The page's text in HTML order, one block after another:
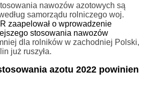
nawozów azotowych są
samorządu rolniczego woj.
zaapelował o wprowadzenie
stosowania nawozów
dla rolników w zachodniej Polski,
już ruszyła.
azotu 2022 powinien